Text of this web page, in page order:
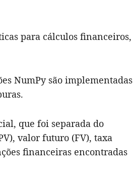
para cálculos financeiros,
NumPy são implementadas
que foi separada do
valor futuro (FV), taxa
financeiras encontradas